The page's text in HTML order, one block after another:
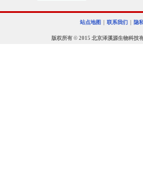
站点地图 联系我们 隐
版权所有 © 2015 北京泽溪源生物科技